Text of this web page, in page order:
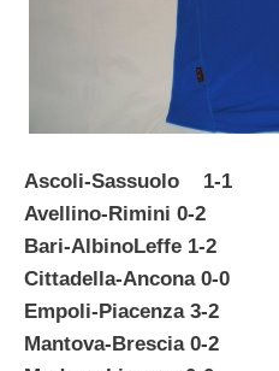
Ascoli-Sassuolo 1-1
Avellino-Rimini 0-2
Bari-AlbinoLeffe 1-2
Cittadella-Ancona 0-0
Empoli-Piacenza 3-2
Mantova-Brescia 0-2